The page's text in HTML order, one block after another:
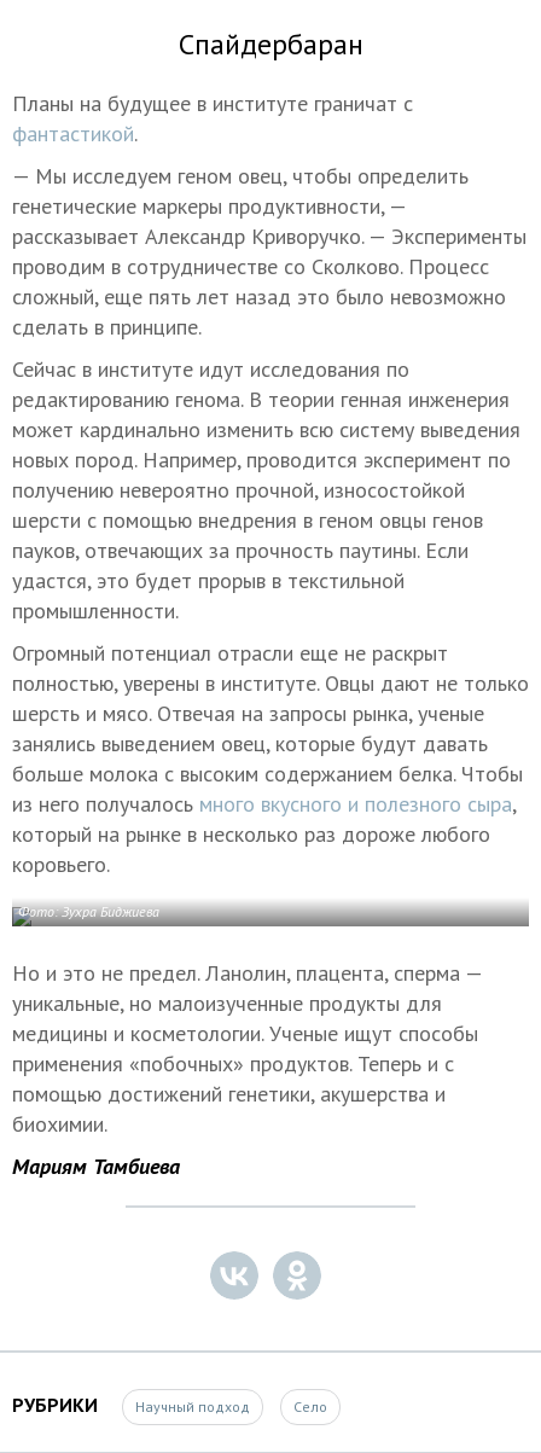
Спайдербаран
Планы на будущее в институте граничат с
фантастикой.
— Мы исследуем геном овец, чтобы определить
генетические маркеры продуктивности, —
рассказывает Александр Криворучко. — Эксперименты
проводим в сотрудничестве со Сколково. Процесс
сложный, еще пять лет назад это было невозможно
сделать в принципе.
Сейчас в институте идут исследования по
редактированию генома. В теории генная инженерия
может кардинально изменить всю систему выведения
новых пород. Например, проводится эксперимент по
получению невероятно прочной, износостойкой
шерсти с помощью внедрения в геном овцы генов
пауков, отвечающих за прочность паутины. Если
удастся, это будет прорыв в текстильной
промышленности.
Огромный потенциал отрасли еще не раскрыт
полностью, уверены в институте. Овцы дают не только
шерсть и мясо. Отвечая на запросы рынка, ученые
занялись выведением овец, которые будут давать
больше молока с высоким содержанием белка. Чтобы
из него получалось много вкусного и полезного сыра,
который на рынке в несколько раз дороже любого
коровьего.
Фото: Зухра Биджиева
Но и это не предел. Ланолин, плацента, сперма —
уникальные, но малоизученные продукты для
медицины и косметологии. Ученые ищут способы
применения «побочных» продуктов. Теперь и с
помощью достижений генетики, акушерства и
биохимии.
Мариям Тамбиева
РУБРИКИ Научный подход Село